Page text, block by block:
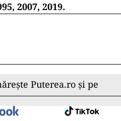
2007, 2019.
Puterea.ro și pe